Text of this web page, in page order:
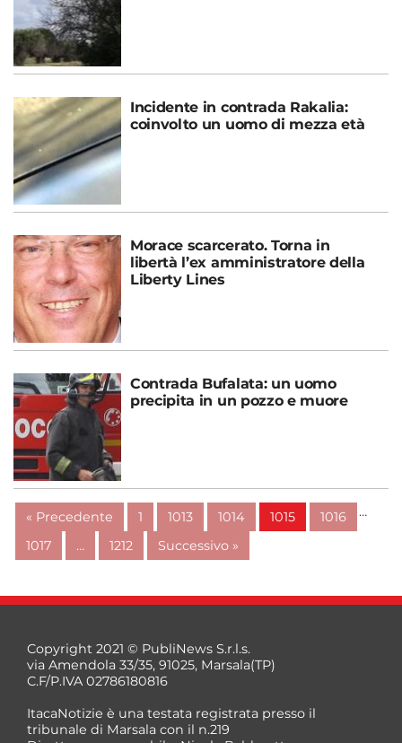
Incidente in contrada Rakalia:
coinvolto un uomo di mezza età
Morace scarcerato. Torna in
libertà l’ex amministratore della
Liberty Lines
Contrada Bufalata: un uomo
precipita in un pozzo e muore
« Precedente 1 …
1013 1014 1015
1016
1017
… 1212 Successivo »
Copyright 2021 © PubliNews S.r.l.s.
via Amendola 33/35, 91025, Marsala(TP)
C.F/P.IVA 02786180816
ItacaNotizie è una testata registrata presso il
tribunale di Marsala con il n.219